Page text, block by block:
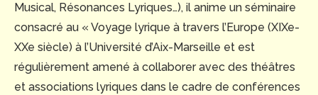
Musical, Résonances Lyriques…), il anime un séminaire
consacré au « Voyage lyrique à travers l’Europe (XIXe-
XXe siècle) à l’Université d’Aix-Marseille et est
régulièrement amené à collaborer avec des théâtres
et associations lyriques dans le cadre de conférences